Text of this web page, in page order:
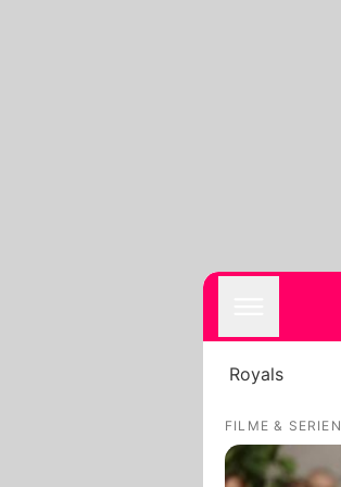
Royals
FILME & SERIEN